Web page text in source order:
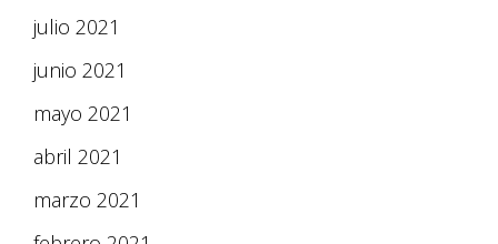
julio 2021
junio 2021
mayo 2021
abril 2021
marzo 2021